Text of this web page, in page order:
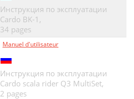
Инструкция по эксплуатации
Cardo BK-1,
34 pages
Manuel d'utilisateur
Инструкция по эксплуатации
Cardo scala rider Q3 MultiSet,
2 pages